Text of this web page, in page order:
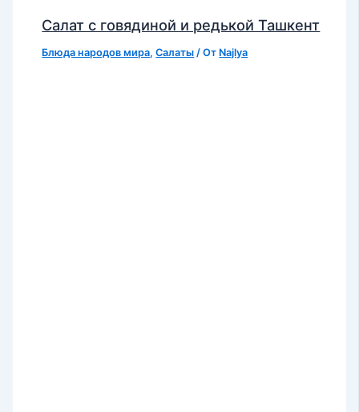
Салат с говядиной и редькой Ташкент
Блюда народов мира,Салаты / От Najlya